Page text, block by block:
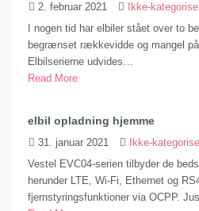
2. februar 2021
Ikke-
I nogen tid har elbiler stået over to
begrænset rækkevidde og mangel
Elbilserierne udvides…
Read More
elbil opladning hjemme
31. januar 2021
Ikke-
Vestel EVC04-serien tilbyder de
herunder LTE, Wi-Fi, Ethernet og
fjernstyringsfunktioner via OCPP.